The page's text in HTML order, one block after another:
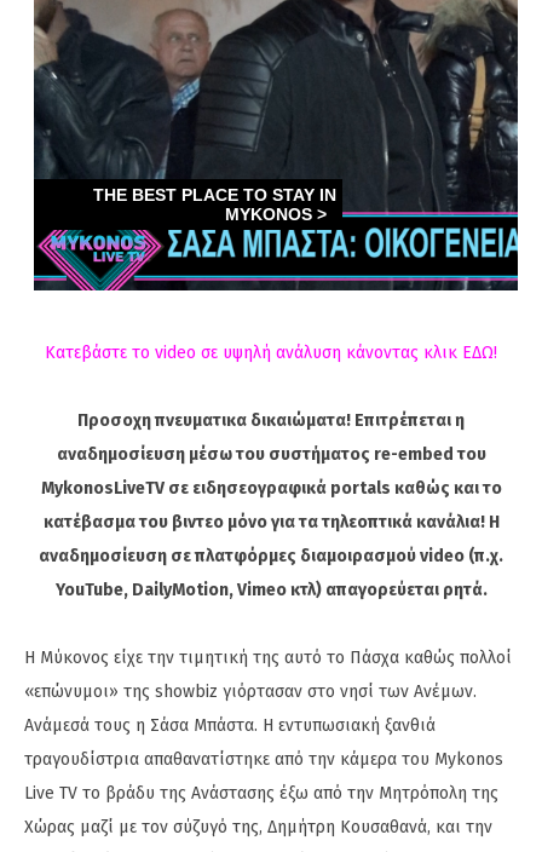
Κατεβάστε το video σε υψηλή ανάλυση κάνοντας κλικ ΕΔΩ!
Προσοχη πνευματικα δικαιώματα! Επιτρέπεται η
αναδημοσίευση μέσω του συστήματος re-embed του
MykonosLiveTV σε ειδησεογραφικά portals καθώς και το
κατέβασμα του βιντεο μόνο για τα τηλεοπτικά κανάλια! Η
αναδημοσίευση σε πλατφόρμες διαμοιρασμού video (π.χ.
YouTube, DailyMotion, Vimeo κτλ) απαγορεύεται ρητά.
Η Μύκονος είχε την τιμητική της αυτό το Πάσχα καθώς πολλοί
«επώνυμοι» της showbiz γιόρτασαν στο νησί των Ανέμων.
Ανάμεσά τους η Σάσα Μπάστα. H εντυπωσιακή ξανθιά
τραγουδίστρια απαθανατίστηκε από την κάμερα του Mykonos
Live TV το βράδυ της Ανάστασης έξω από την Μητρόπολη της
Χώρας μαζί με τον σύζυγό της, Δημήτρη Κουσαθανά, και την